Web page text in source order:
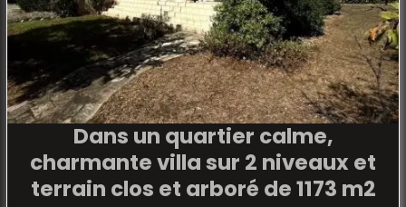
Dans un quartier calme,
charmante villa sur 2 niveaux et
terrain clos et arboré de 1173 m2